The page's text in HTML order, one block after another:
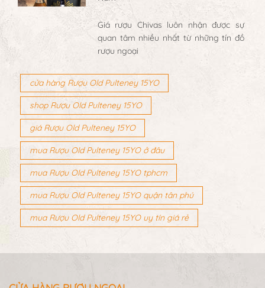
Giá rượu Chivas luôn nhận được sự
quan tâm nhiều nhất từ những tín đồ
rượu ngoại
cửa hàng Rượu Old Pulteney 15YO
shop Rượu Old Pulteney 15YO
giá Rượu Old Pulteney 15YO
mua Rượu Old Pulteney 15YO ở đâu
mua Rượu Old Pulteney 15YO tphcm
mua Rượu Old Pulteney 15YO quận tân phú
mua Rượu Old Pulteney 15YO uy tín giá rẻ